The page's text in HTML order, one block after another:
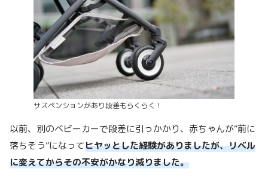
サスペンションがあり段差もらくらく！
以前、別のベビーカーで段差に引っかかり、赤ちゃんが“前に
落ちそう”になってヒヤッとした経験がありましたが、リベル
に変えてからその不安がかなり減りました。